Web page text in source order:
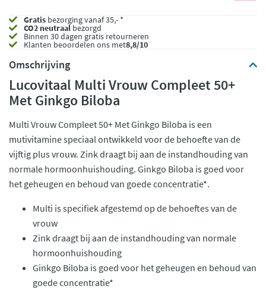
Gratis bezorging vanaf 35,- *
CO2 neutraalbezorgd
Binnen 30 dagen gratis retourneren
Klanten beoordelen ons met8,8/10
Omschrijving
Lucovitaal Multi Vrouw Compleet 50+
Met Ginkgo Biloba
Multi Vrouw Compleet 50+ Met Ginkgo Biloba is een
mutivitamine speciaal ontwikkeld voor de behoefte van de
vijftig plus vrouw. Zink draagt bij aan de instandhouding van
normale hormoonhuishouding. Ginkgo Biloba is goed voor
het geheugen en behoud van goede concentratie*.
Multi is specifiek afgestemd op de behoeftes van de
vrouw
Zink draagt bij aan de instandhouding van normale
hormoonhuishouding
Ginkgo Biloba is goed voor het geheugen en behoud van
goede concentratie*